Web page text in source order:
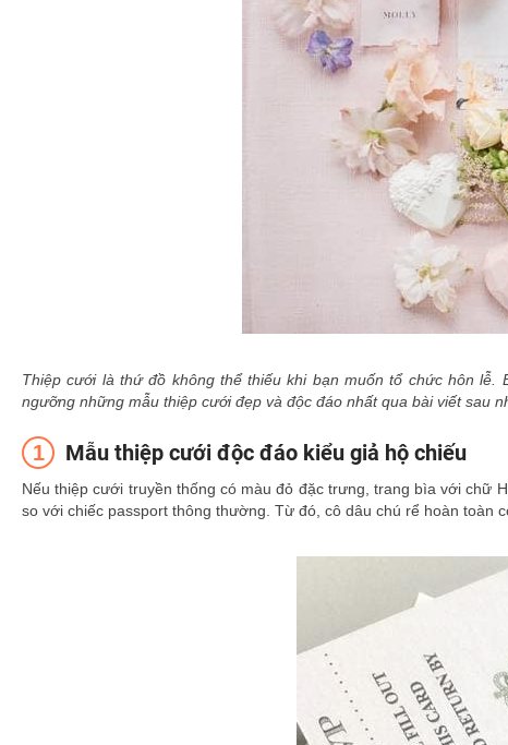
Thiệp cưới là thứ đồ không thể thiếu khi bạn muốn tổ chức hôn
ngưỡng những mẫu thiệp cưới đẹp và độc đáo nhất qua bài viết sau
Mẫu thiệp cưới độc đáo kiểu giả hộ chiếu
Nếu thiệp cưới truyền thống có màu đỏ đặc trưng, trang bìa với chữ
so với chiếc passport thông thường. Từ đó, cô dâu chú rể hoàn toàn